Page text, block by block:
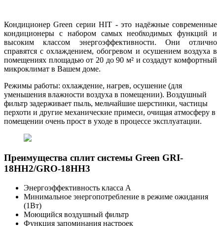
Кондиционер Green серии HIT - это надёжные современные
кондиционеры с набором самых необходимых функций и
высоким классом энергоэффективности. Они отлично
справятся с охлаждением, обогревом и осушением воздуха в
помещениях площадью от 20 до 90 м² и создадут комфортный
микроклимат в Вашем доме.
Режимы работы: охлаждение, нагрев, осушение (для
уменьшения влажности воздуха в помещении). Воздушный
фильтр задерживает пыль, мельчайшие шерстинки, частицы
перхоти и другие механические примеси, очищая атмосферу в
помещении очень прост в уходе в процессе эксплуатации.
Преимущества сплит системы Green GRI-
18HH2/GRO-18HH3
Энергоэффективность класса А
Минимальное энергопотребление в режиме ожидания
(1Вт)
Моющийся воздушный фильтр
Функция запоминания настроек